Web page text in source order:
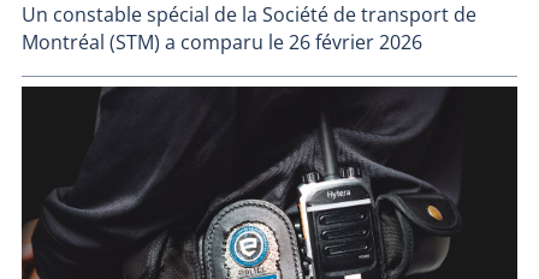
Un constable spécial de la Société de transport de
Montréal (STM) a comparu le 26 février 2026